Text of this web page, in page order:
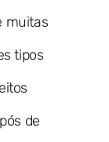
muitas
tipos
de